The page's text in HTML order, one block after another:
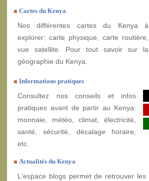
Cartes du Kenya
Nos différentes cartes du Kenya à
explorer: carte physique, carte routière,
vue satellite. Pour tout savoir sur la
géographie du Kenya.
Informations pratiques
Consultez nos conseils et infos
pratiques avant de partir au Kenya:
monnaie, météo, climat, électricité,
santé, sécurité, décalage horaire,
etc.
Actualités du Kenya
L'espace blogs permet de retrouver les